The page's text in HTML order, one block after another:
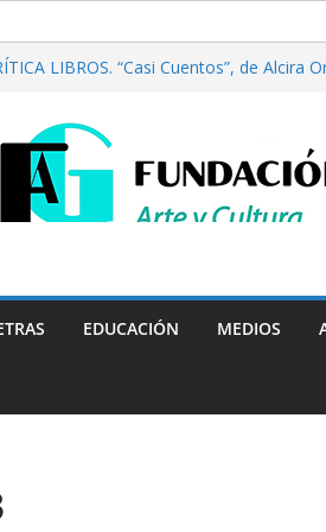
LIBROS. “Casi Cuentos”, de Alcira
Abierta en Radio: Emisión N°
de 2026
Barriales”, Emisión N°175,
EDUCACIÓN MEDIOS